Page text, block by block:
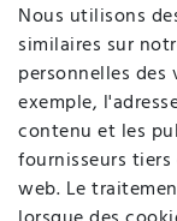
Rétracter le
MON COMPTE
Enregistrer
Login
Nous utilisons
similaires sur
personnelles
exemple,
contenu et les
fournisseurs
web. Le